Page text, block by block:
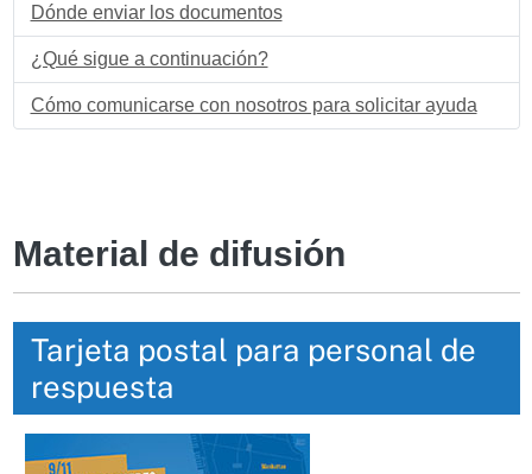
Dónde enviar los documentos
¿Qué sigue a continuación?
Cómo comunicarse con nosotros para solicitar ayuda
Material de difusión
Tarjeta postal para personal de
respuesta